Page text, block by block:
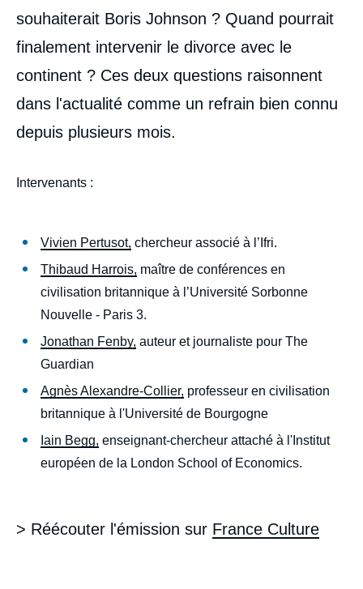
souhaiterait Boris Johnson ? Quand pourrait
finalement intervenir le divorce avec le
continent ? Ces deux questions raisonnent
dans l'actualité comme un refrain bien connu
depuis plusieurs mois.
Intervenants :
Vivien Pertusot, chercheur associé à l’Ifri.
Thibaud Harrois, maître de conférences en
civilisation britannique à l’Université Sorbonne
Nouvelle - Paris 3.
Jonathan Fenby, auteur et journaliste pour The
Guardian
Agnès Alexandre-Collier, professeur en civilisation
britannique à l'Université de Bourgogne
Iain Begg, enseignant-chercheur attaché à l'Institut
européen de la London School of Economics.
> Réécouter l'émission sur France Culture